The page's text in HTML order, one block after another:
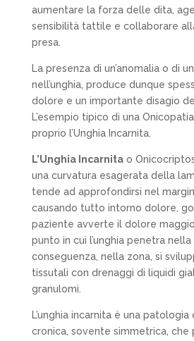
aumentare la forza delle dita,
sensibilità tattile e collaborare
presa.
La presenza di un’anomalia o di
nell’unghia, produce dunque
dolore e un importante disagio
L’esempio tipico di una Onicopatia
proprio l’Unghia Incarnita.
L’Unghia Incarnitao
una curvatura esagerata della
tende ad approfondirsi nel
causando tutto intorno dolore,
paziente avverte il dolore
punto in cui l’unghia penetra
conseguenza, nella zona, si
tissutali con drenaggi di liquidi
granulomi.
L’unghia incarnita è una
cronica, sovente simmetrica, che